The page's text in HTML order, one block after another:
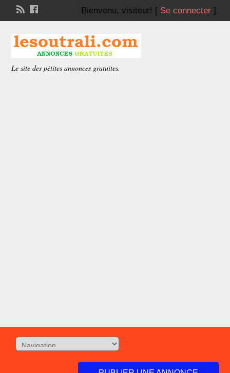
Bienvenu, visiteur! [ Se connecter]
Le site des pétites annonces gratuites.